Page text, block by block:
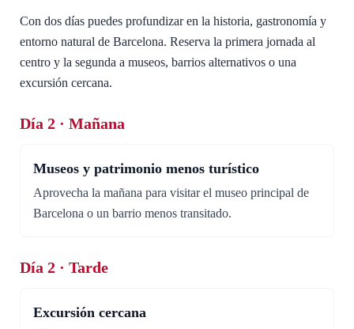
Con dos días puedes profundizar en la historia, gastronomía y
entorno natural de Barcelona. Reserva la primera jornada al
centro y la segunda a museos, barrios alternativos o una
excursión cercana.
Día 2 · Mañana
Museos y patrimonio menos turístico
Aprovecha la mañana para visitar el museo principal de
Barcelona o un barrio menos transitado.
Día 2 · Tarde
Excursión cercana